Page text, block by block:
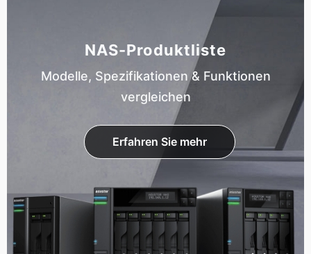
NAS-Produktliste
Modelle, Spezifikationen & Funktionen
vergleichen
Erfahren Sie mehr